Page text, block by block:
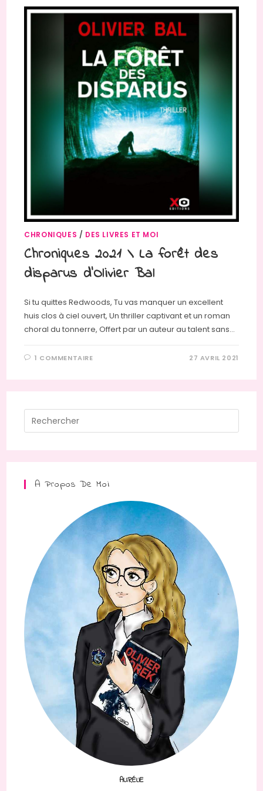
CHRONIQUES / DES LIVRES ET MOI
Chroniques 2021 \ La forêt des
disparus d’Olivier Bal
Si tu quittes Redwoods, Tu vas manquer un excellent
huis clos à ciel ouvert, Un thriller captivant et un roman
choral du tonnerre, Offert par un auteur au talent sans…
1 COMMENTAIRE 27 AVRIL 2021
A Propos De Moi
AURÉLIE